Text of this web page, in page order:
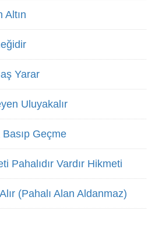
Altın
Yarar
Uluyakalır
Geçme
Pahalıdır Vardır Hikmeti
(Pahalı Alan Aldanmaz)